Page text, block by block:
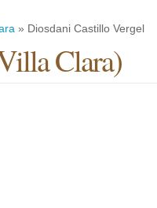
» Diosdani Castillo Vergel
Clara)